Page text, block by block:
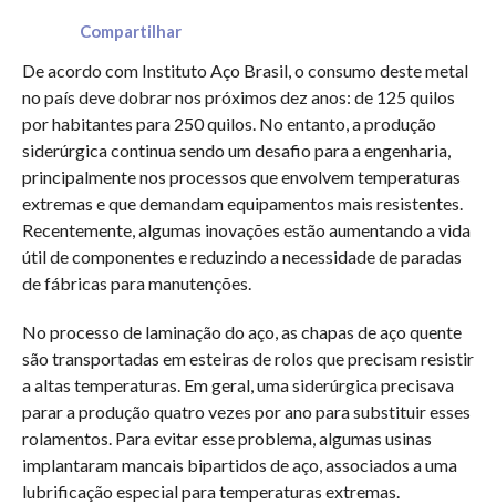
Compartilhar
De acordo com Instituto Aço Brasil, o consumo deste metal
no país deve dobrar nos próximos dez anos: de 125 quilos
por habitantes para 250 quilos. No entanto, a produção
siderúrgica continua sendo um desafio para a engenharia,
principalmente nos processos que envolvem temperaturas
extremas e que demandam equipamentos mais resistentes.
Recentemente, algumas inovações estão aumentando a vida
útil de componentes e reduzindo a necessidade de paradas
de fábricas para manutenções.
No processo de laminação do aço, as chapas de aço quente
são transportadas em esteiras de rolos que precisam resistir
a altas temperaturas. Em geral, uma siderúrgica precisava
parar a produção quatro vezes por ano para substituir esses
rolamentos. Para evitar esse problema, algumas usinas
implantaram mancais bipartidos de aço, associados a uma
lubrificação especial para temperaturas extremas.